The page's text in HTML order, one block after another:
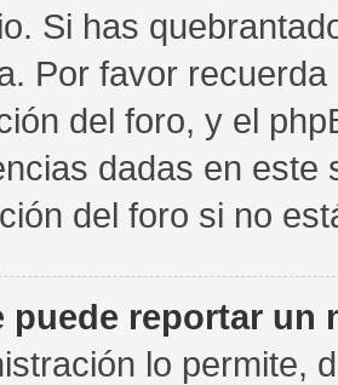
Si has
Por favor
del foro, y el
dadas en este
del foro si no
puede reportar un
lo permite,